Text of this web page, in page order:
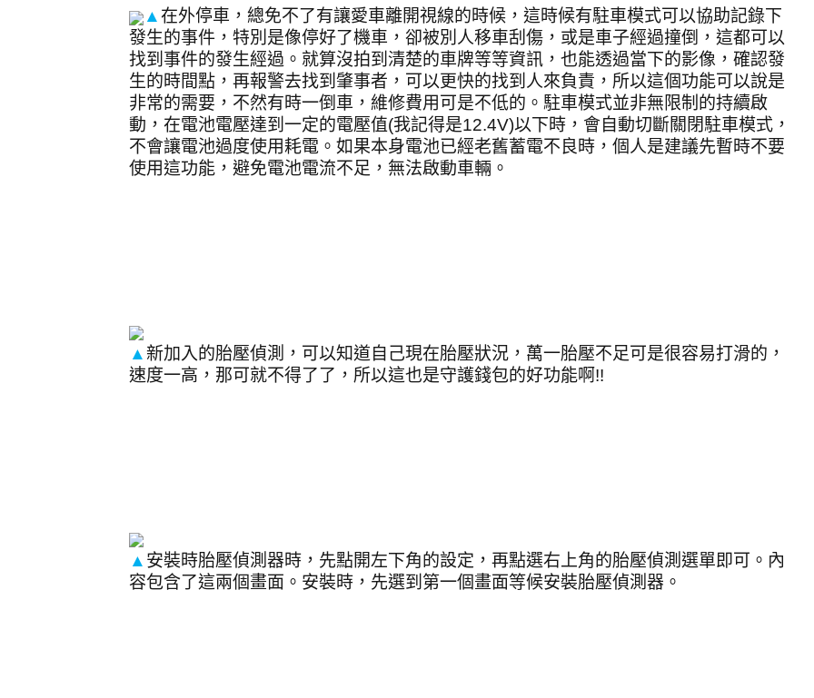
▲在外停車，總免不了有讓愛車離開視線的時候，這時候有駐車模式可以協助記錄下
發生的事件，特別是像停好了機車，卻被別人移車刮傷，或是車子經過撞倒，這都可以
找到事件的發生經過。就算沒拍到清楚的車牌等等資訊，也能透過當下的影像，確認發
生的時間點，再報警去找到肇事者，可以更快的找到人來負責，所以這個功能可以說是
非常的需要，不然有時一倒車，維修費用可是不低的。駐車模式並非無限制的持續啟
動，在電池電壓達到一定的電壓值(我記得是12.4V)以下時，會自動切斷關閉駐車模式，
不會讓電池過度使用耗電。如果本身電池已經老舊蓄電不良時，個人是建議先暫時不要
使用這功能，避免電池電流不足，無法啟動車輛。
▲新加入的胎壓偵測，可以知道自己現在胎壓狀況，萬一胎壓不足可是很容易打滑的，
速度一高，那可就不得了了，所以這也是守護錢包的好功能啊 !!
▲ 安裝時胎壓偵測器時，先點開左下角的設定，再點選右上角的胎壓偵測選單即可。內
容包含了這兩個畫面。安裝時，先選到第一個畫面等候安裝胎壓偵測器。